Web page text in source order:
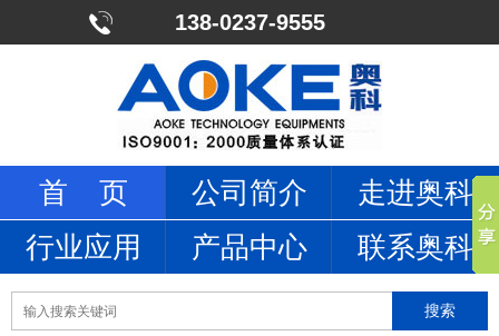
138-0237-9555
首 页 公司简介
走进奥科
行业应用
产品中心 联系奥科